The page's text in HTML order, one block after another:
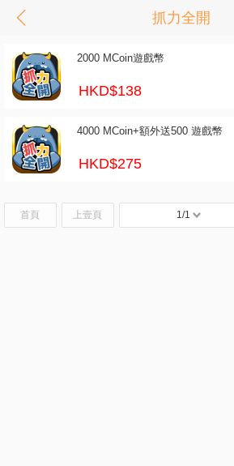
抓力全開
2000 MCoin遊戲幣
HKD$138
4000 MCoin+額外送500 遊戲幣
HKD$275
首頁 上壹頁 1/1